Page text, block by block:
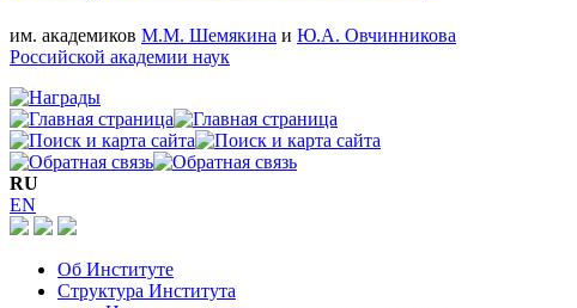
им. академиков М.М. Шемякина и Ю.А. Овчинникова
Российской академии наук
RU
EN
Об Институте
Структура Института